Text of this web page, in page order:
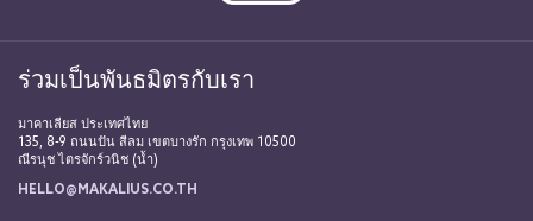
ร่วมเป็นพันธมิตรกับเรา
มาคาเลียส ประเทศไทย
135, 8-9 ถนนปัน สีลม เขตบางรัก กรุงเทพ 10500
ณีรนุช ไตรจักร์วนิช (น้ำ)
HELLO@MAKALIUS.CO.TH